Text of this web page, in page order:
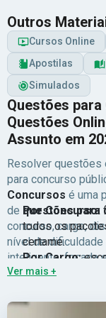
Outros
Cursos Online
Apostilas
Simulados
Questões
Questões
Assunto em
Resolver questões
para concurso
Concursos é uma
de questões para
concurso, cargo,
nível de
inteligente, focada
na sua prova.
do Brasil:INSS,
Por Concurso:
todos os
certame.
Por Cargo:
disputando e
Por Carreira:
Ver mais +